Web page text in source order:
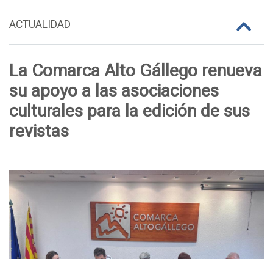
ACTUALIDAD
La Comarca Alto Gállego renueva
su apoyo a las asociaciones
culturales para la edición de sus
revistas